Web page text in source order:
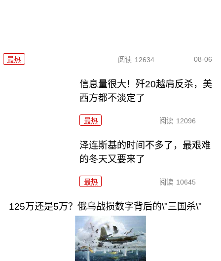
最热 阅读 12634 08-06
信息量很大！歼20越肩反杀，美
西方都不淡定了
最热 阅读 12096
泽连斯基的时间不多了，最艰难
的冬天又要来了
最热 阅读 10645
125万还是5万？俄乌战损数字背后的\"三国杀\"